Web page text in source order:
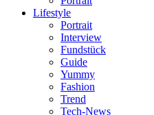
Lifestyle
Portrait
Interview
Fundstück
Guide
Yummy
Fashion
Trend
Tech-News